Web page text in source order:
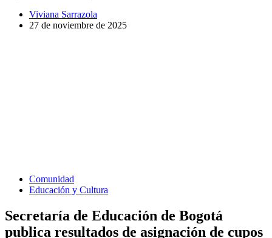
Viviana Sarrazola
27 de noviembre de 2025
Comunidad
Educación y Cultura
Secretaría de Educación de Bogotá
publica resultados de asignación de cupos